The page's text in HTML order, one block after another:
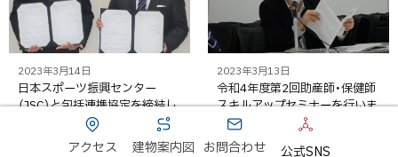
アクセス 建物案内図 お問合わせ 公式SNS
2023年3月14日
日本スポーツ振興センター
（JSC）と包括連携協定を締結し
2023年3月13日
令和4年度第2回助産師・保健師
スキルアップセミナーを行いま
した【2月18日】